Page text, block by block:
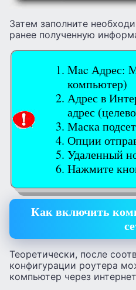
Затем заполните
ранее полученную
Mac Адрес:
компьютер)
Адрес в
адрес
Маска
Опции
Удаленный
Нажмите
Как включить
Теоретически, после
конфигурации роутера
компьютер через